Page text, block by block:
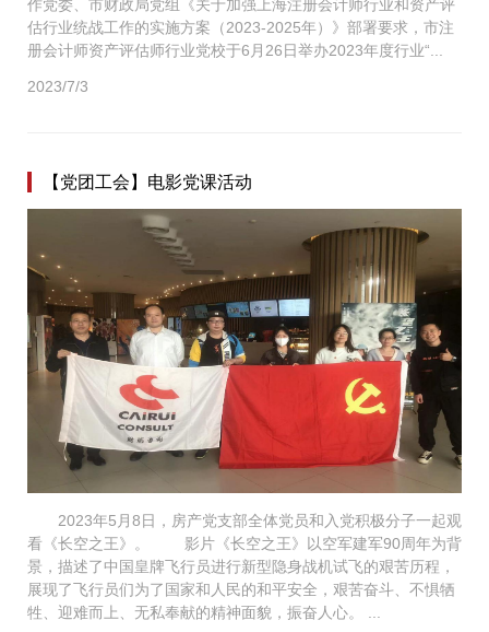
作党委、市财政局党组《关于加强上海注册会计师行业和资产评
估行业统战工作的实施方案（2023-2025年）》部署要求，市注
册会计师资产评估师行业党校于6月26日举办2023年度行业“...
2023/7/3
【党团工会】电影党课活动
2023年5月8日，房产党支部全体党员和入党积极分子一起观
看《长空之王》。 影片《长空之王》以空军建军90周年为背
景，描述了中国皇牌飞行员进行新型隐身战机试飞的艰苦历程，
展现了飞行员们为了国家和人民的和平安全，艰苦奋斗、不惧牺
牲、迎难而上、无私奉献的精神面貌，振奋人心。 ...